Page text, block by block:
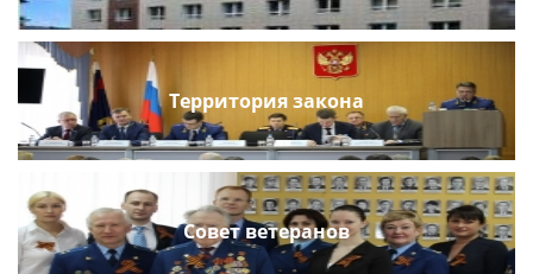
Территория закона
Совет ветеранов